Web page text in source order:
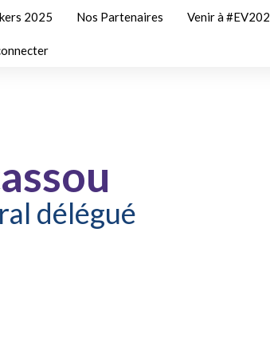
2025 Nos Partenaires Venir à
délégué